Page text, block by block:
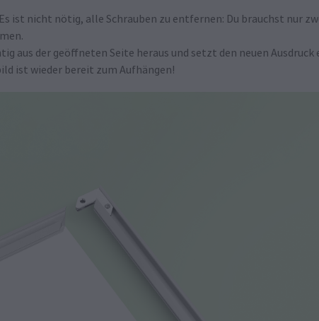
ist nicht nötig, alle Schrauben zu entfernen: Du brauchst nur
aus der geöffneten Seite heraus und setzt den neuen Ausdruck
ist wieder bereit zum Aufhängen!